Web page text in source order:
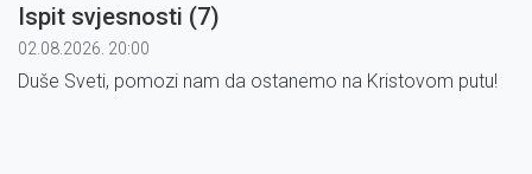
Ispit svjesnosti (7)
02.08.2026. 20:00
Duše Sveti, pomozi nam da ostanemo na Kristovom putu!